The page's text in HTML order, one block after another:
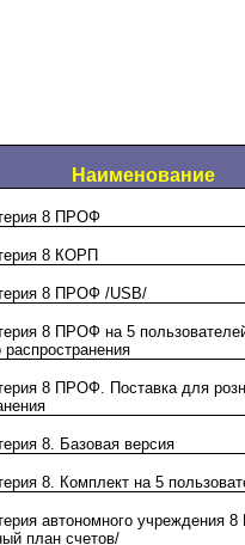
Наименование
8 ПРОФ
8 КОРП
8 ПРОФ /USB/
8 ПРОФ на 5
распространения
8 ПРОФ. Поставка для
8. Базовая версия
8. Комплект на 5
автономного учреждения
план счетов/